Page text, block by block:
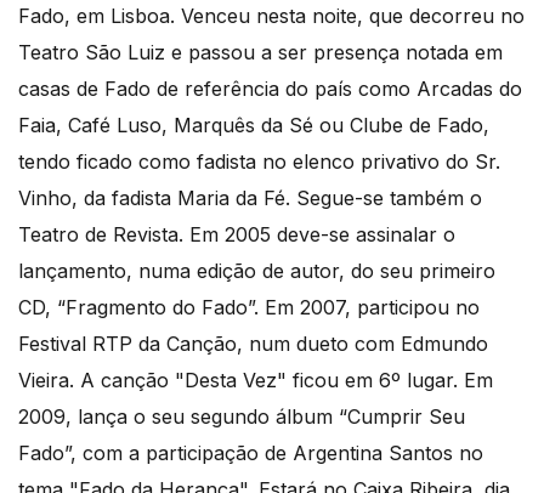
Fado, em Lisboa. Venceu nesta noite, que decorreu no
Teatro São Luiz e passou a ser presença notada em
casas de Fado de referência do país como Arcadas do
Faia, Café Luso, Marquês da Sé ou Clube de Fado,
tendo ficado como fadista no elenco privativo do Sr.
Vinho, da fadista Maria da Fé. Segue-se também o
Teatro de Revista. Em 2005 deve-se assinalar o
lançamento, numa edição de autor, do seu primeiro
CD, “Fragmento do Fado”. Em 2007, participou no
Festival RTP da Canção, num dueto com Edmundo
Vieira. A canção "Desta Vez" ficou em 6º lugar. Em
2009, lança o seu segundo álbum “Cumprir Seu
Fado”, com a participação de Argentina Santos no